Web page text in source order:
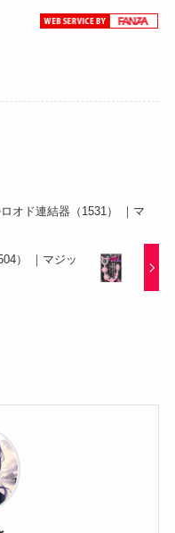
オド連結器（1531） ｜マ
） ｜マジッ